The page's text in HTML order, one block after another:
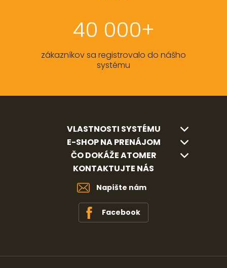
40 000+
zákazníkov sa registrovalo do nášho
systému
VLASTNOSTI SYSTÉMU
E-SHOP NA PRENÁJOM
ČO DOKÁŽE ATOMER
KONTAKTUJTE NÁS
Napíšte nám
Facebook